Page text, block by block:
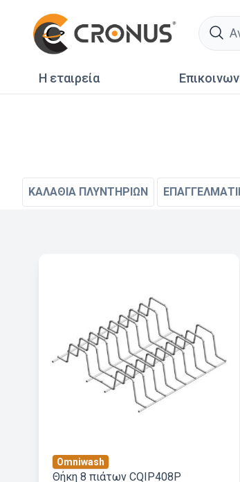
search
Η εταιρεία
ΚΑΛΑΘΙΑ ΠΛΥΝΤΗΡΙΩΝ
Omniwash
Θήκη 8 πιάτων CQIP408P